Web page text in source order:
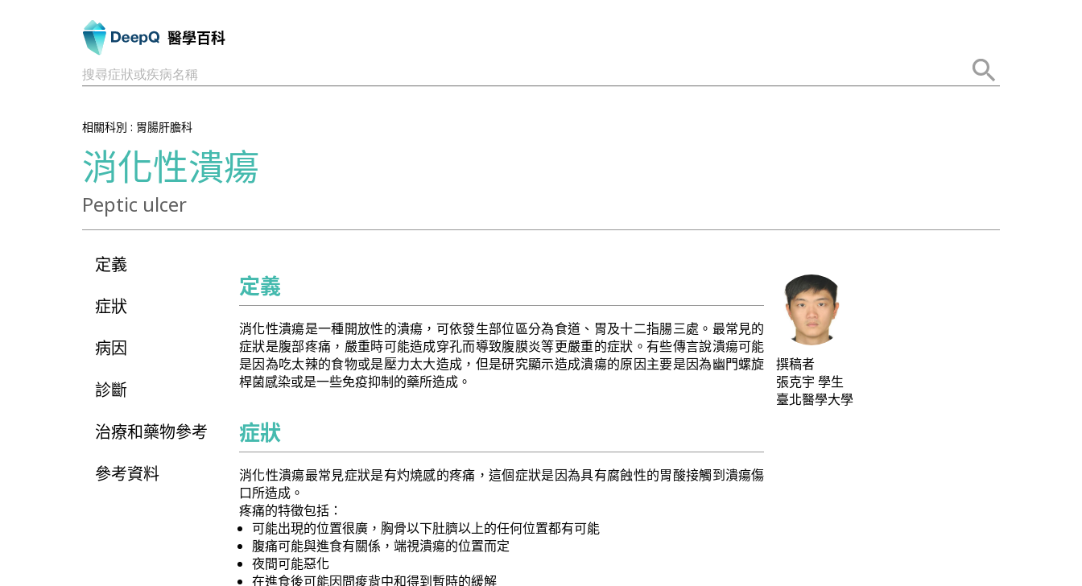
醫學百科
搜尋症狀或疾病名稱
相關科別 : 胃腸肝膽科
消化性潰瘍
Peptic ulcer
定義
症狀
病因
診斷
治療和藥物參考
參考資料
定義
消化性潰瘍是一種開放性的潰瘍，可依發生部位區分為食道、胃及十二指腸三處。最常見的
症狀是腹部疼痛，嚴重時可能造成穿孔而導致腹膜炎等更嚴重的症狀。有些傳言說潰瘍可能
是因為吃太辣的食物或是壓力太大造成，但是研究顯示造成潰瘍的原因主要是因為幽門螺旋
桿菌感染或是一些免疫抑制的藥所造成。
症狀
消化性潰瘍最常見症狀是有灼燒感的疼痛，這個症狀是因為具有腐蝕性的胃酸接觸到潰瘍傷
口所造成。
疼痛的特徵包括：
可能出現的位置很廣，胸骨以下肚臍以上的任何位置都有可能
腹痛可能與進食有關係，端視潰瘍的位置而定
夜間可能惡化
在進食後可能因問痠背中和得到暫時的緩解
撰稿者
張克宇 學生
臺北醫學大學